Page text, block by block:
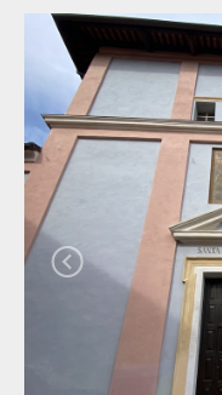
ITINÉRAIRES
EVÉNEMENTS
ACCUEIL
BÉNÉVOLES
CONTACTS
PRESS
Notification lors